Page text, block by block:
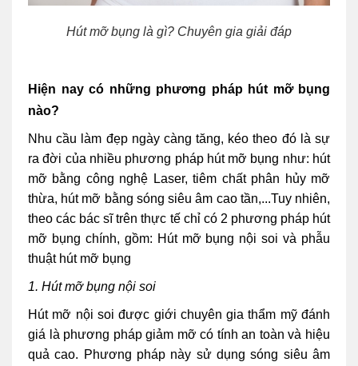
Hút mỡ bụng là gì? Chuyên gia giải đáp
Hiện nay có những phương pháp hút mỡ bụng
nào?
Nhu cầu làm đẹp ngày càng tăng, kéo theo đó là sự
ra đời của nhiều phương pháp hút mỡ bụng như: hút
mỡ bằng công nghệ Laser, tiêm chất phân hủy mỡ
thừa, hút mỡ bằng sóng siêu âm cao tần,...Tuy nhiên,
theo các bác sĩ trên thực tế chỉ có 2 phương pháp hút
mỡ bụng chính, gồm: Hút mỡ bụng nội soi và phẫu
thuật hút mỡ bụng
1. Hút mỡ bụng nội soi
Hút mỡ nội soi được giới chuyên gia thẩm mỹ đánh
giá là phương pháp giảm mỡ có tính an toàn và hiệu
quả cao. Phương pháp này sử dụng sóng siêu âm